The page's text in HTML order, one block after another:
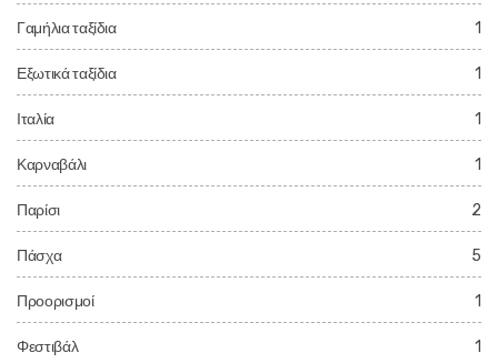
Γαμήλια ταξίδια 1
Εξωτικά ταξίδια 1
Ιταλία 1
Καρναβάλι 1
Παρίσι 2
Πάσχα 5
Προορισμοί 1
Φεστιβάλ 1